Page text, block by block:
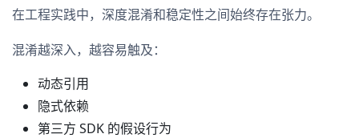
在工程实践中，深度混淆和稳定性之间始终存在张力。
混淆越深入，越容易触及：
动态引用
隐式依赖
第三方 SDK 的假设行为